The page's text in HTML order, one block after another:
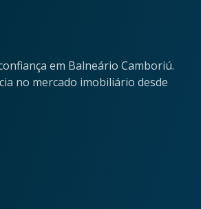
em Balneário Camboriú.
no mercado imobiliário desde